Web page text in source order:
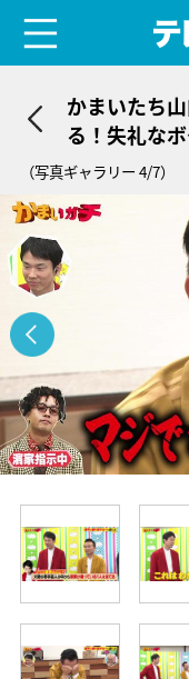
かまいたち
る！失礼な
（写真ギャラリー 4/7）